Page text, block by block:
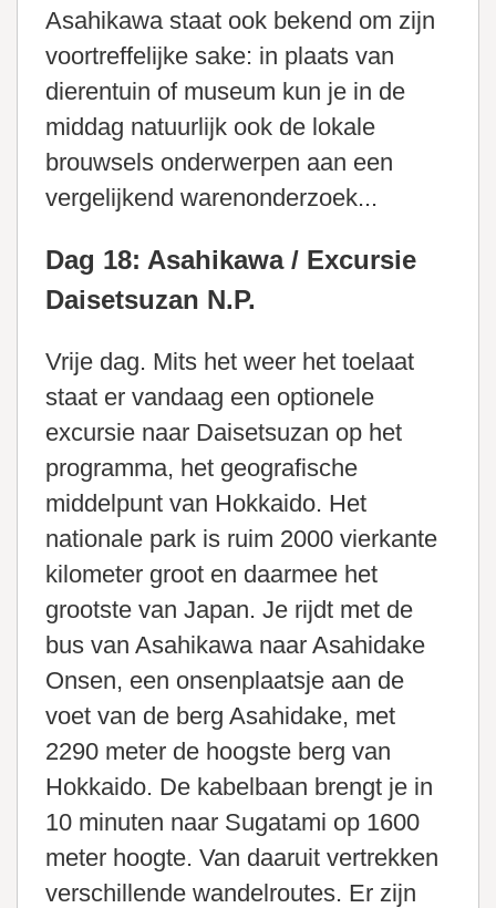
Asahikawa staat ook bekend om zijn
voortreffelijke sake: in plaats van
dierentuin of museum kun je in de
middag natuurlijk ook de lokale
brouwsels onderwerpen aan een
vergelijkend warenonderzoek...
Dag 18: Asahikawa / Excursie
Daisetsuzan N.P.
Vrije dag. Mits het weer het toelaat
staat er vandaag een optionele
excursie naar Daisetsuzan op het
programma, het geografische
middelpunt van Hokkaido. Het
nationale park is ruim 2000 vierkante
kilometer groot en daarmee het
grootste van Japan. Je rijdt met de
bus van Asahikawa naar Asahidake
Onsen, een onsenplaatsje aan de
voet van de berg Asahidake, met
2290 meter de hoogste berg van
Hokkaido. De kabelbaan brengt je in
10 minuten naar Sugatami op 1600
meter hoogte. Van daaruit vertrekken
verschillende wandelroutes. Er zijn